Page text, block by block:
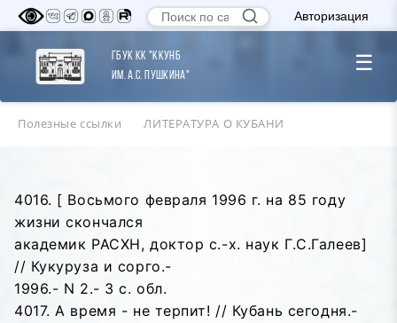
Авторизация
ГБУК КК "ККУНБ
им. А.С. Пушкина"
☰
Полезные ссылки ЛИТЕРАТУРА О КУБАНИ
4016. [ Восьмого февраля 1996 г. на 85 году
жизни скончался
академик РАСХН, доктор с.-х. наук Г.С.Галеев]
// Кукуруза и сорго.-
1996.- N 2.- 3 с. обл.
4017. А время - не терпит! // Кубань сегодня.-